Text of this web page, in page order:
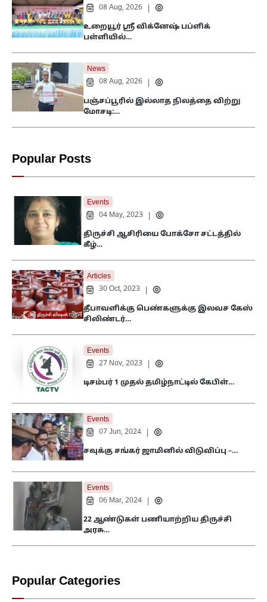
08 Aug, 2026
உறையூர் ஸ்ரீ விக்னேஷ் பப்ளிக்
பள்ளியில்…
News
08 Aug, 2026
பஞ்சப்பூரில் இல்லாத நிலத்தை விற்று
மோசடி:…
Popular Posts
Events
04 May, 2023
திருச்சி ஆசிரியை போக்சோ சட்டத்தில்
கீழ்…
Articles
30 Oct, 2023
தீபாவளிக்கு பெண்களுக்கு இலவச கேஸ்
சிலிண்டர்…
Events
27 Nov, 2023
டிசம்பர் 1 முதல் தமிழ்நாட்டில் கேபிள்…
Events
07 Jun, 2024
சவுக்கு சங்கர் ஜாமினில் விடுவிப்பு –…
Events
06 Mar, 2024
22 ஆண்டுகள் பணியாற்றிய திருச்சி
அரசு…
Popular Categories